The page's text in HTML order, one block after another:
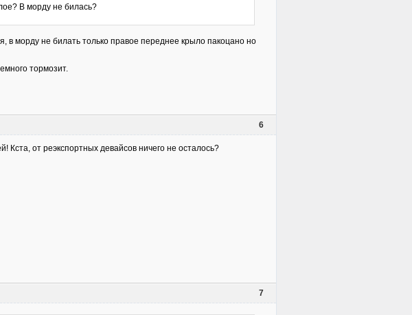
В морду не билась?
в морду не билать только правое переднее крыло пакоцано но
тормозит.
6
Кста, от реэкспортных девайсов ничего не осталось?
7